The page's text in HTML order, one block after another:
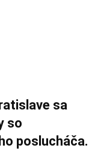
sa
so
poslucháča.